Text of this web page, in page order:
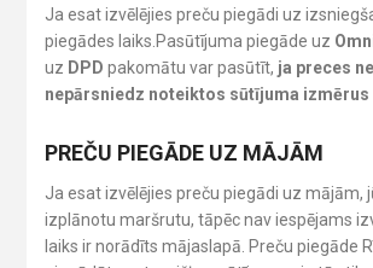
Ja esat izvēlējies preču piegādi uz
piegādes laiks.Pasūtījuma piegāde uz
uz DPD pakomātu var pasūtīt, ja preces
nepārsniedz noteiktos sūtījuma izmērus
PREČU PIEGĀDE UZ MĀJĀM
Ja esat izvēlējies preču piegādi uz mājām,
izplānotu maršrutu, tāpēc nav iespējams
laiks ir norādīts mājaslapā. Preču piegāde